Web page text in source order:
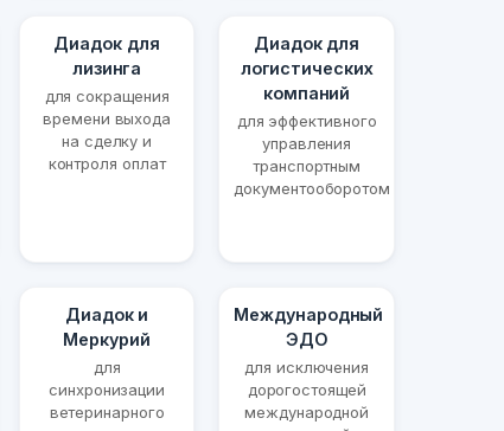
Диадок для
лизинга
для сокращения
времени выхода
на сделку и
контроля оплат
Диадок для
логистических
компаний
для эффективного
управления
транспортным
документооборотом
Диадок и
Меркурий
для
синхронизации
ветеринарного
Международный
ЭДО
для исключения
дорогостоящей
международной